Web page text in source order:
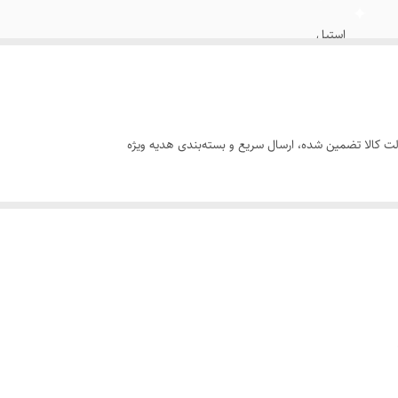
استیل
تضمین شده، ارسال سریع و بسته‌بندی هدیه ویژه